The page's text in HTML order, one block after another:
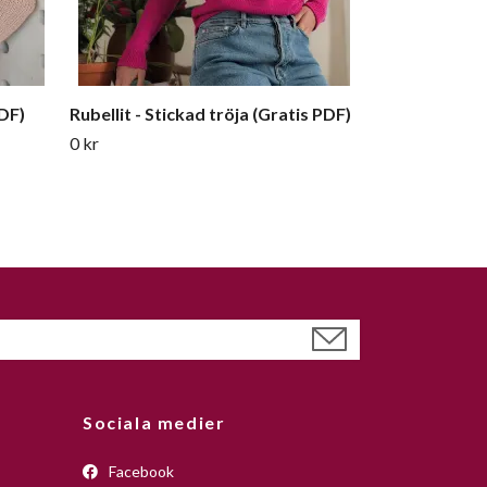
Rubellit - Stickad tröja (Gratis PDF)
0 kr
Sociala medier
Facebook